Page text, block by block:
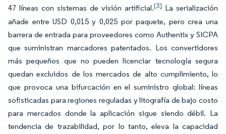
47 líneas con sistemas de visión artificial.[3] La serialización
añade entre USD 0,015 y 0,025 por paquete, pero crea una
barrera de entrada para proveedores como Authentix y SICPA
que suministran marcadores patentados. Los convertidores
más pequeños que no pueden licenciar tecnología segura
quedan excluidos de los mercados de alto cumplimiento, lo
que provoca una bifurcación en el suministro global: líneas
sofisticadas para regiones reguladas y litografía de bajo costo
para mercados donde la aplicación sigue siendo débil. La
tendencia de trazabilidad, por lo tanto, eleva la capacidad